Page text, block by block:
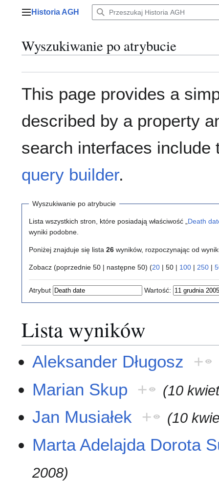
Menu główne
Historia AGH
Wyszukiwanie po atrybucie
This page provides a
described by a property
search interfaces include
query builder.
Wyszukiwanie po atrybucie
Lista wszystkich stron, które posiadają właściwość „ Death
wyniki podobne.
Poniżej znajduje się lista 26 wyników, rozpoczynając od
Zobacz (poprzednie 50 | następne 50) (20 | 50 | 100 | 250 |
Atrybut Wartość:
Lista wyników
Aleksander Długosz
+
Marian Skup + (10
Jan Musiałek + (10
Marta Adelajda Dorota
2008)